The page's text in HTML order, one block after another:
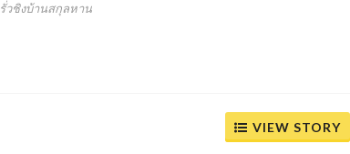
รั่วชิงบ้านสกุลหาน
VIEW STORY